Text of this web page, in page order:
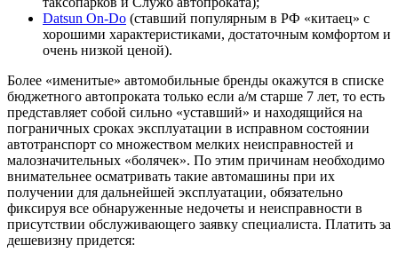
Datsun On-Do (ставший популярным в РФ «китаец» с
хорошими характеристиками, достаточным комфортом и
очень низкой ценой).
Более «именитые» автомобильные бренды окажутся в списке
бюджетного автопроката только если а/м старше 7 лет, то есть
представляет собой сильно «уставший» и находящийся на
пограничных сроках эксплуатации в исправном состоянии
автотранспорт со множеством мелких неисправностей и
малозначительных «болячек». По этим причинам необходимо
внимательнее осматривать такие автомашины при их
получении для дальнейшей эксплуатации, обязательно
фиксируя все обнаруженные недочеты и неисправности в
присутствии обслуживающего заявку специалиста. Платить за
дешевизну придется: